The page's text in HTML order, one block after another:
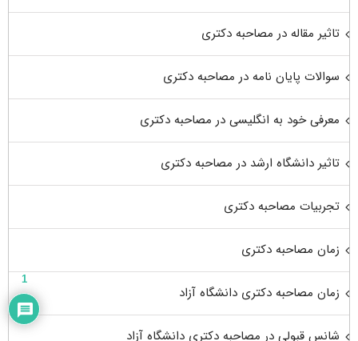
تاثیر مقاله در مصاحبه دکتری
سوالات پایان نامه در مصاحبه دکتری
معرفی خود به انگلیسی در مصاحبه دکتری
تاثیر دانشگاه ارشد در مصاحبه دکتری
تجربیات مصاحبه دکتری
زمان مصاحبه دکتری
زمان مصاحبه دکتری دانشگاه آزاد
شانس قبولی در مصاحبه دکتری دانشگاه آزاد
1